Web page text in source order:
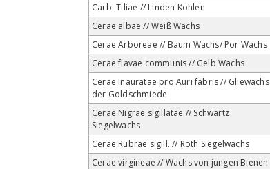
Carb. Tiliae // Linden Kohlen
Cerae albae // Weiß Wachs
Cerae Arboreae // Baum Wachs/ Por Wachs
Cerae flavae communis // Gelb Wachs
Cerae Inauratae pro Auri fabris // Gliewachs
der Goldschmiede
Cerae Nigrae sigillatae // Schwartz
Siegelwachs
Cerae Rubrae sigill. // Roth Siegelwachs
Cerae virgineae // Wachs von jungen Bienen